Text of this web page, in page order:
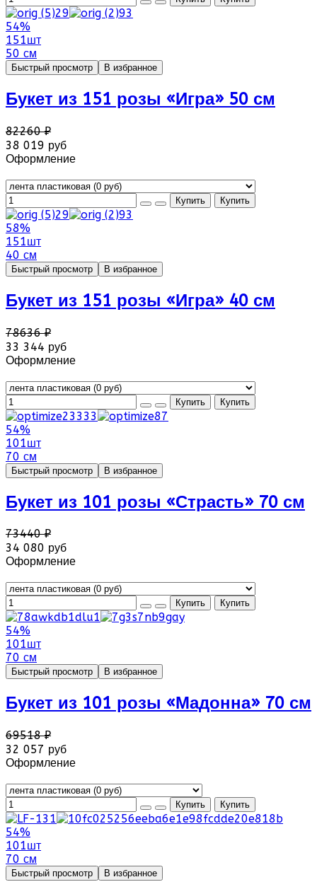
54%
151шт
50 см
Быстрый просмотр В избранное
Букет из 151 розы «Игра» 50 см
82260 ₽
38 019 руб
Оформление
58%
151шт
40 см
Быстрый просмотр В избранное
Букет из 151 розы «Игра» 40 см
78636 ₽
33 344 руб
Оформление
54%
101шт
70 см
Быстрый просмотр В избранное
Букет из 101 розы «Страсть» 70 см
73440 ₽
34 080 руб
Оформление
54%
101шт
70 см
Быстрый просмотр В избранное
Букет из 101 розы «Мадонна» 70 см
69518 ₽
32 057 руб
Оформление
54%
101шт
70 см
Быстрый просмотр В избранное